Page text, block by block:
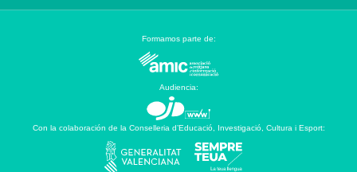
Formamos parte de:
Audiencia:
Con la colaboración de la Conselleria d’Educació, Investigació, Cultura i Esport: